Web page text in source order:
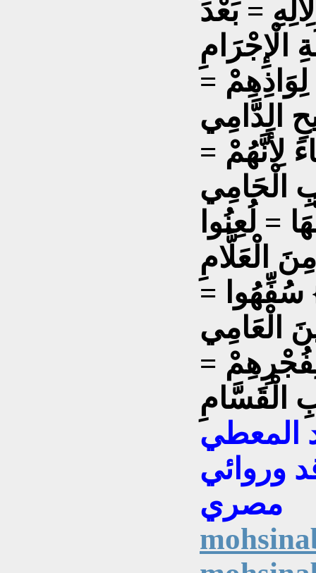
= بَعْدَ
الْإِجْرَامِ
=
الدَّامِي
لِأَنَّهُمْ =
الْحَامِي
= لُعِنُوا
الْعَلَّامِ
سُفِّهُوا =
الْعَامِي
=
الْقَسَّامِ
المعطي
وروائي
مصري